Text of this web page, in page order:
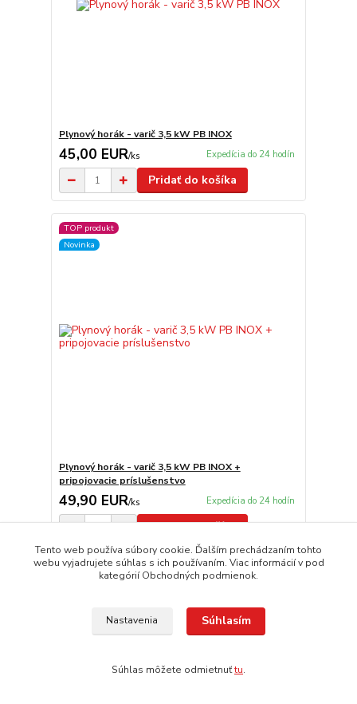
Plynový horák - varič 3,5 kW PB INOX
45,00 EUR/ks Expedícia do 24 hodín
Pridať do košíka
TOP produkt
Novinka
Plynový horák - varič 3,5 kW PB INOX +
pripojovacie príslušenstvo
49,90 EUR/ks Expedícia do 24 hodín
Pridať do košíka
Tento web používa súbory cookie. Ďalším prechádzaním tohto
webu vyjadrujete súhlas s ich používaním. Viac informácií v pod
kategórií Obchodných podmienok.
Nastavenia Súhlasím
Súhlas môžete odmietnuťtu.